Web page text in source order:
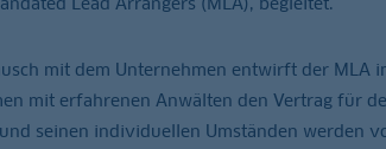
mit dem Unternehmen entwirft der MLA
mit erfahrenen Anwälten den Vertrag für
seinen individuellen Umständen werden